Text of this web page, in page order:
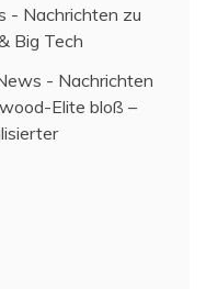
- Nachrichten zu
Big Tech
- Nachrichten
Elite bloß –